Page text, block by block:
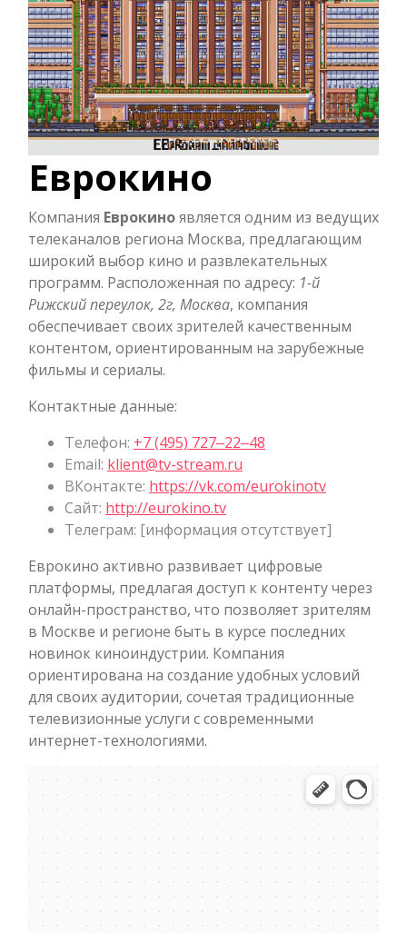
Еврокино
Компания Еврокиноявляется одним из ведущих
телеканалов региона Москва, предлагающим
широкий выбор кино и развлекательных
программ. Расположенная по адресу: 1-й
Рижский переулок, 2г, Москва, компания
обеспечивает своих зрителей качественным
контентом, ориентированным на зарубежные
фильмы и сериалы.
Контактные данные:
Телефон: +7 (495) 727‒22‒48
Email: klient@tv-stream.ru
ВКонтакте: https://vk.com/eurokinotv
Сайт: http://eurokino.tv
Телеграм: [информация отсутствует]
Еврокино активно развивает цифровые
платформы, предлагая доступ к контенту через
онлайн-пространство, что позволяет зрителям
в Москве и регионе быть в курсе последних
новинок киноиндустрии. Компания
ориентирована на создание удобных условий
для своих аудитории, сочетая традиционные
телевизионные услуги с современными
интернет-технологиями.